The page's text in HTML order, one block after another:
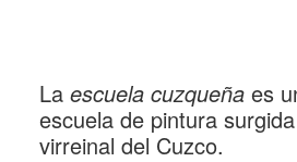
La escuela cuzqueñaes
escuela de pintura
virreinal del Cuzco.